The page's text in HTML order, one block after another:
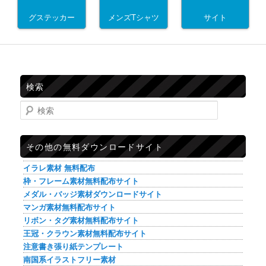
グステッカー メンズTシャツ サイト
検索
検索
その他の無料ダウンロードサイト
イラレ素材 無料配布
枠・フレーム素材無料配布サイト
メダル・バッジ素材ダウンロードサイト
マンガ素材無料配布サイト
リボン・タグ素材無料配布サイト
王冠・クラウン素材無料配布サイト
注意書き張り紙テンプレート
南国系イラストフリー素材